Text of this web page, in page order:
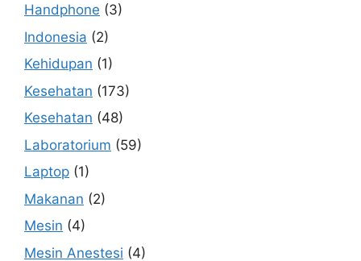
Handphone (3)
Indonesia (2)
Kehidupan (1)
Kesehatan (173)
Kesehatan (48)
Laboratorium (59)
Laptop (1)
Makanan (2)
Mesin (4)
Mesin Anestesi (4)